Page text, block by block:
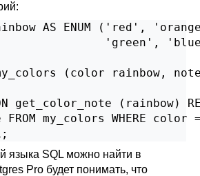
rainbow AS ENUM ('red',
'green',
my_colors (color rainbow,
get_color_note (rainbow)
FROM my_colors WHERE color
языка SQL можно найти в
Pro будет понимать, что